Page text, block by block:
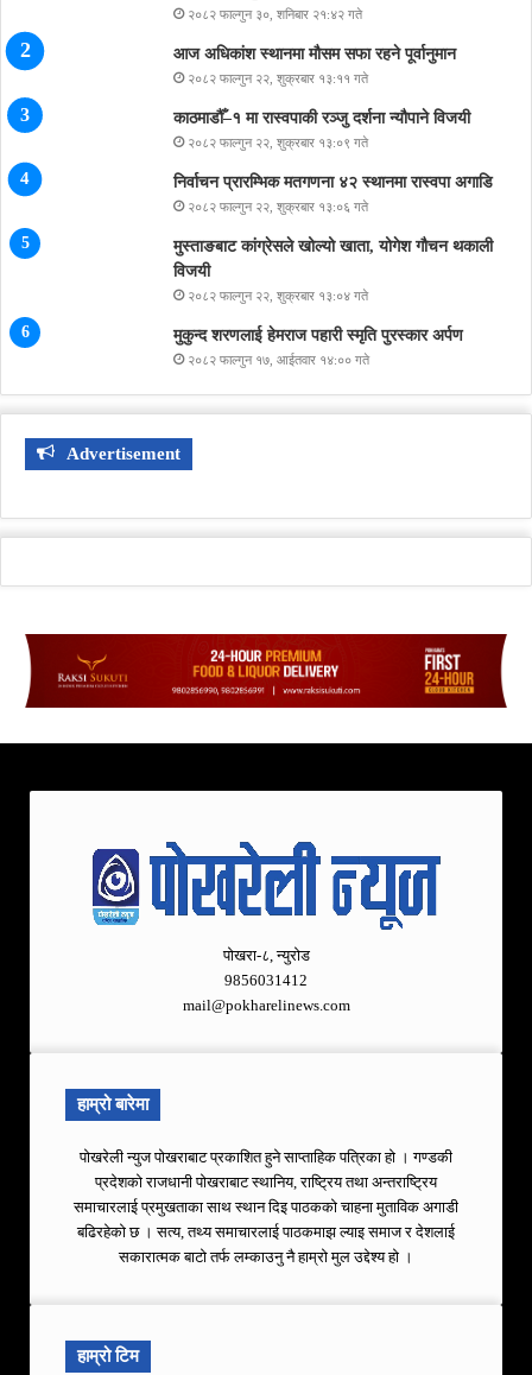
२०८२ फाल्गुन ३०, शनिबार २१:४२ गते
आज अधिकांश स्थानमा मौसम सफा रहने पूर्वानुमान
२०८२ फाल्गुन २२, शुक्रबार १३:११ गते
काठमाडौँ–१ मा रास्वपाकी रञ्जु दर्शना न्यौपाने विजयी
२०८२ फाल्गुन २२, शुक्रबार १३:०९ गते
निर्वाचन प्रारम्भिक मतगणना ४२ स्थानमा रास्वपा अगाडि
२०८२ फाल्गुन २२, शुक्रबार १३:०६ गते
मुस्ताङबाट कांग्रेसले खोल्यो खाता, योगेश गौचन थकाली
विजयी
२०८२ फाल्गुन २२, शुक्रबार १३:०४ गते
मुकुन्द शरणलाई हेमराज पहारी स्मृति पुरस्कार अर्पण
२०८२ फाल्गुन १७, आईतवार १४:०० गते
Advertisement
पोखरा-८, न्युरोड
9856031412
mail@pokharelinews.com
हाम्रो बारेमा
पोखरेली न्युज पोखराबाट प्रकाशित हुने साप्ताहिक पत्रिका हो । गण्डकी
प्रदेशको राजधानी पोखराबाट स्थानिय, राष्ट्रिय तथा अन्तराष्ट्रिय
समाचारलाई प्रमुखताका साथ स्थान दिइ पाठकको चाहना मुताविक अगाडी
बढिरहेको छ । सत्य, तथ्य समाचारलाई पाठकमाझ ल्याइ समाज र देशलाई
सकारात्मक बाटो तर्फ लम्काउनु नै हाम्रो मुल उद्देश्य हो ।
हाम्रो टिम